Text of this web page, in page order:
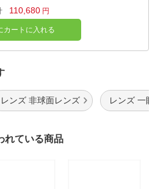
110,680 円
カートに入れる
レンズ 非球面レンズ レンズ 一
れている商品